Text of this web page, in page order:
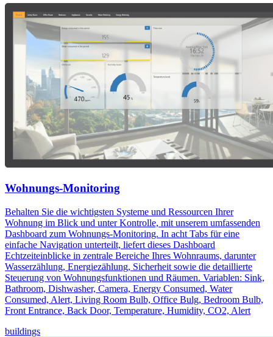
Wohnungs-Monitoring
Behalten Sie die wichtigsten Systeme und Ressourcen Ihrer
Wohnung im Blick und unter Kontrolle, mit unserem umfassenden
Dashboard zum Wohnungs-Monitoring. In acht Tabs für eine
einfache Navigation unterteilt, liefert dieses Dashboard
Echtzeiteinblicke in zentrale Bereiche Ihres Wohnraums, darunter
Wasserzählung, Energiezählung, Sicherheit sowie die detaillierte
Steuerung von Wohnungsfunktionen und Räumen. Variablen: Sink,
Bathroom, Dishwasher, Camera, Energy Consumed, Water
Consumed, Alert, Living Room Bulb, Office Bulg, Bedroom Bulb,
Front Entrance, Back Door, Temperature, Humidity, CO2, Alert
buildings